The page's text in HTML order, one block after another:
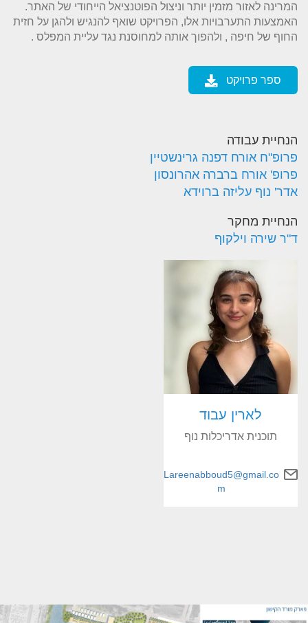
המרינה לאזור מזמין יותר וניצול הפוטנציאל הייחודי של האתר.
האמצעות התערבויות אלו, הפרויקט שואף להנגיש ולהגן על חזית
החוף של חיפה , ולהפוך אותה למחוסנת נגד עליית המפלס .
ספר פרויקט
הנחיית עבודה
פרופ"ח אורח דפנה גרינשטיין
פרופ' אורח ברברה אהרונסון
אדר' נוף עליזה ברוידא
הנחיית מחקר
ד"ר שירה וילקוף
לארין עבוד
תוכנית אדריכלות נוף
Lareenabboud5@gmail.co
m